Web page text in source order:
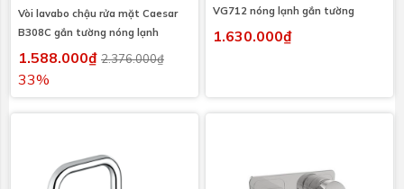
Vòi lavabo chậu rửa mặt Caesar
B308C gắn tường nóng lạnh
1.588.000₫ 2.376.000₫
33%
VG712 nóng lạnh gắn tường
1.630.000₫